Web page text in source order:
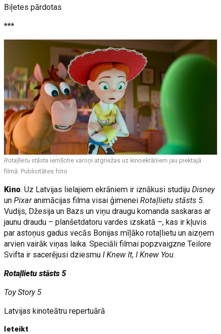
Biļetes pārdotas
***
Rotaļlietu stāsta iemīļotie varoņi atgriežas uz kinoekrāniem jau piektajā
filmā. Publicitātes foto
Kino. Uz Latvijas lielajiem ekrāniem ir iznākusi studijuDisney
unPixaranimācijas filma visai ģimeneiRotaļlietu stāsts 5.
Vudijs, Džesija un Bazs un viņu draugu komanda saskaras ar
jaunu draudu – planšetdatoru vardes izskatā –, kas ir kļuvis
par astoņus gadus vecās Bonijas mīļāko rotaļlietu un aizņem
arvien vairāk viņas laika. Speciāli filmai popzvaigzne Teilore
Svifta ir sacerējusi dziesmuI Knew It, I Knew You.
Rotaļlietu stāsts 5
Toy Story 5
Latvijas kinoteātru repertuārā
Ieteikt